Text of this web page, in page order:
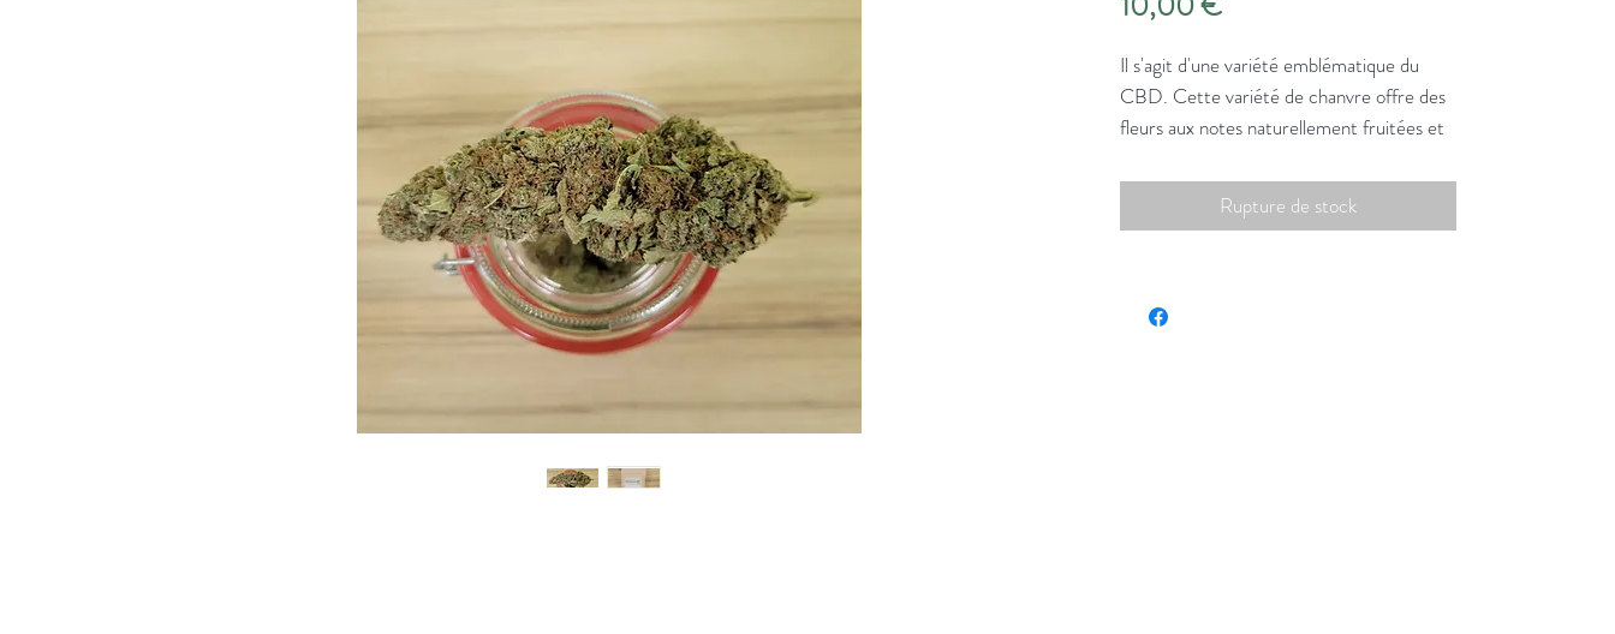
Il s'agit d'une variété emblématique du
CBD. Cette variété de chanvre offre des
fleurs aux notes naturellement fruitées et
échapper de vos tracas quotidiens, alors
n'attendez plus et venez découvrir les
Rupture de stock